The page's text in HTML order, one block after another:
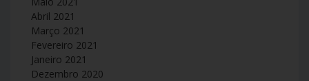
Abril 2021
Março 2021
Fevereiro 2021
Janeiro 2021
Dezembro 2020